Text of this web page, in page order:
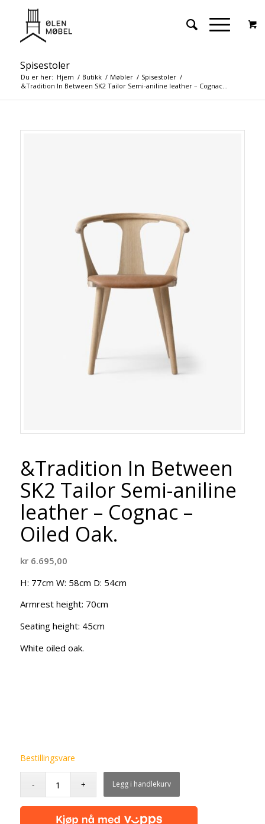
Spisestoler
Du er her: Hjem / Butikk / Møbler / Spisestoler /
&Tradition In Between SK2 Tailor Semi-aniline leather – Cognac...
&Tradition In Between
SK2 Tailor Semi-aniline
leather – Cognac –
Oiled Oak.
kr6.695,00
H: 77cm W: 58cm D: 54cm
Armrest height: 70cm
Seating height: 45cm
White oiled oak.
Bestillingsvare
Legg i handlekurv